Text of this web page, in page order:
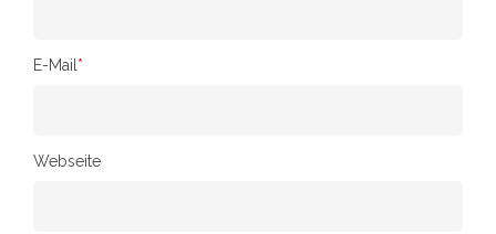
E-Mail *
Webseite